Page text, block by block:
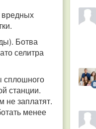
вредных
Ботва
селитра
сплошного
станции.
не заплатят.
менее